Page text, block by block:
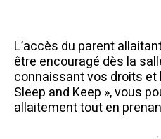
L’accès du parent
être encouragé dès la
connaissant vos droits et
Sleep and Keep », vous
allaitement tout en